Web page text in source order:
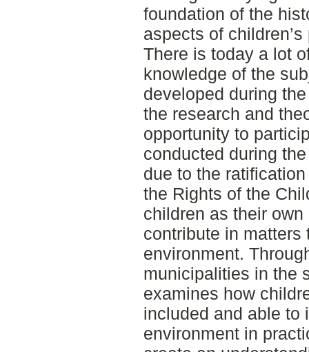
foundation of the
aspects of
There is today a lot
knowledge of the
developed during
the research and
opportunity to
conducted during
due to the
the Rights of the
children as their
contribute in
environment.
municipalities in the
examines how
included and able to
environment in